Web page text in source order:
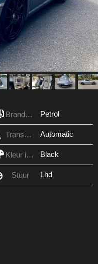
Brandstof Petrol
Transmissie Automatic
Kleur interieur Black
Stuur Lhd